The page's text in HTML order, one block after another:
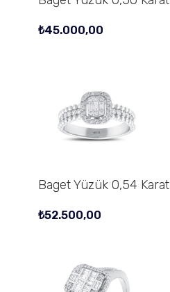
₺45.000,00
Baget Yüzük 0,54 Karat
₺52.500,00